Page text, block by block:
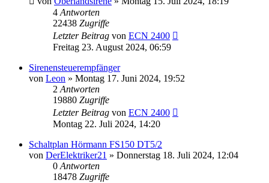
4 Antworten
22438 Zugriffe
Letzter Beitrag von ECN 2400
Freitag 23. August 2024, 06:59
Sirenensteuerempfänger
von Leon » Montag 17. Juni 2024, 19:52
2 Antworten
19880 Zugriffe
Letzter Beitrag von ECN 2400
Montag 22. Juli 2024, 14:20
Schaltplan Hörmann FS150 DT5/2
von DerElektriker21 » Donnerstag 18. Juli 2024, 12:04
0 Antworten
18478 Zugriffe